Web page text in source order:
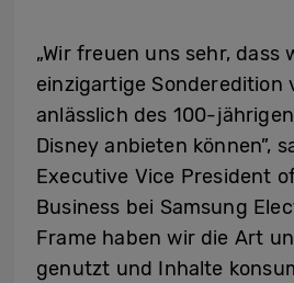
„Wir freuen uns sehr, dass
einzigartige Sonderedition
anlässlich des 100-
Disney anbieten können”,
Executive Vice President
Business bei Samsung
Frame haben wir die Art
genutzt und Inhalte